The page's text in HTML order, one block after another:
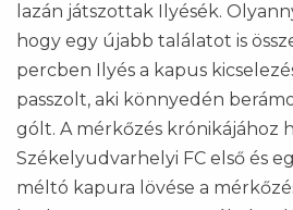
lazán játszottak Ilyésék.
hogy egy újabb találatot is
percben Ilyés a kapus
passzolt, aki könnyedén
gólt. A mérkőzés krónikájához
Székelyudvarhelyi FC első és
méltó kapura lövése a